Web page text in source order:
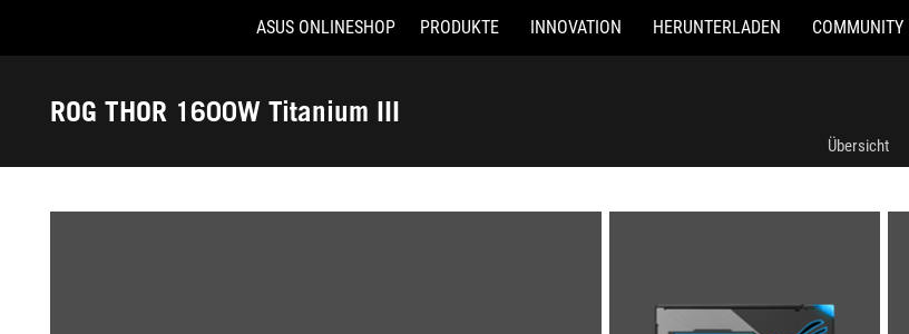
Accessibility links
ASUS ONLINESHOP PRODUKTE INNOVATION HERUNTERLADEN COMMUNITY
ROG THOR 1600W Titanium III
Übersicht